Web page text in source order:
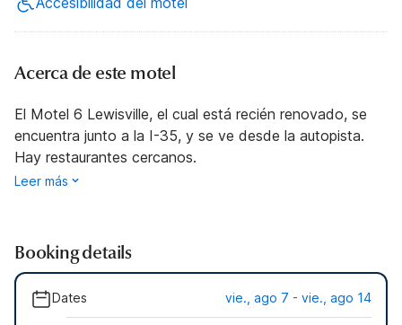
Acerca de este motel
El Motel 6 Lewisville, el cual está recién renovado, se
encuentra junto a la I-35, y se ve desde la autopista.
Hay restaurantes cercanos.
Leer más
Booking details
Dates vie., ago 7 - vie., ago 14